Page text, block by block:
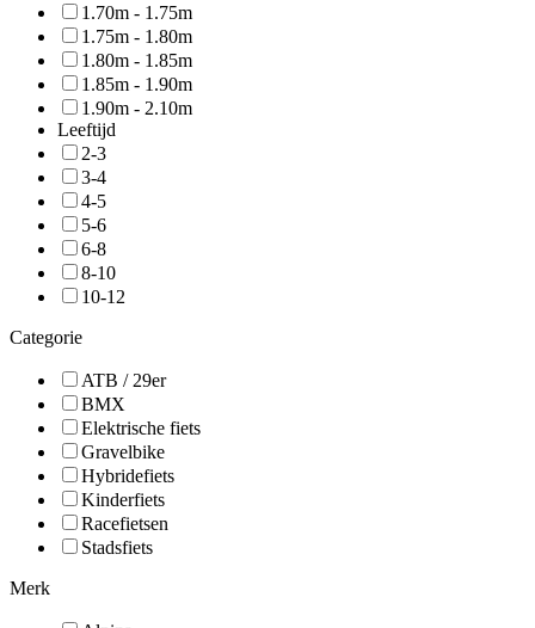
1.70m - 1.75m
1.75m - 1.80m
1.80m - 1.85m
1.85m - 1.90m
1.90m - 2.10m
Leeftijd
2-3
3-4
4-5
5-6
6-8
8-10
10-12
Categorie
ATB / 29er
BMX
Elektrische fiets
Gravelbike
Hybridefiets
Kinderfiets
Racefietsen
Stadsfiets
Merk